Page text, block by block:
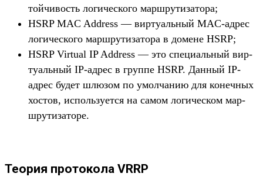
той­чивость логичес­кого мар­шру­тиза­тора;
HSRP MAC Address — вир­туаль­ный MAC-адрес
логичес­кого мар­шру­тиза­тора в домене HSRP;
HSRP Virtual IP Address — это спе­циаль­ный вир­
туаль­ный IP-адрес в груп­пе HSRP. Дан­ный IP-
адрес будет шлю­зом по умол­чанию для конеч­ных
хос­тов, исполь­зует­ся на самом логичес­ком мар­
шру­тиза­торе.
Теория протокола VRRP